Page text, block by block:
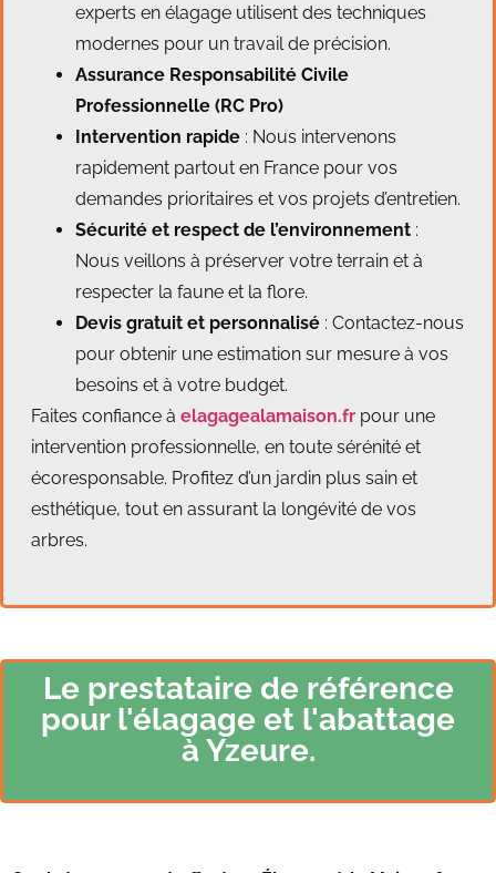
experts en élagage utilisent des techniques
modernes pour un travail de précision.
Assurance Responsabilité Civile
Professionnelle (RC Pro)
Intervention rapide : Nous intervenons
rapidement partout en France pour vos
demandes prioritaires et vos projets d’entretien.
Sécurité et respect de l’environnement :
Nous veillons à préserver votre terrain et à
respecter la faune et la flore.
Devis gratuit et personnalisé : Contactez-nous
pour obtenir une estimation sur mesure à vos
besoins et à votre budget.
Faites confiance à elagagealamaison.fr pour une
intervention professionnelle, en toute sérénité et
écoresponsable. Profitez d’un jardin plus sain et
esthétique, tout en assurant la longévité de vos
arbres.
Le prestataire de référence
pour l'élagage et l'abattage
à Yzeure.